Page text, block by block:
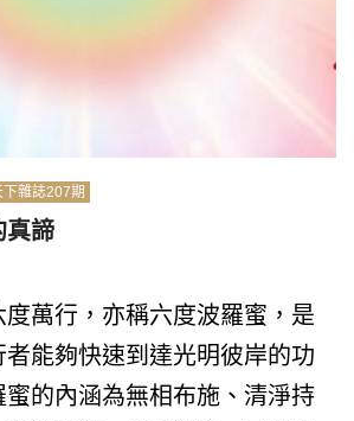
下雜誌207期
真諦
萬行，亦稱六度波羅蜜，是
能夠快速到達光明彼岸的功
的內涵為無相布施、清淨持